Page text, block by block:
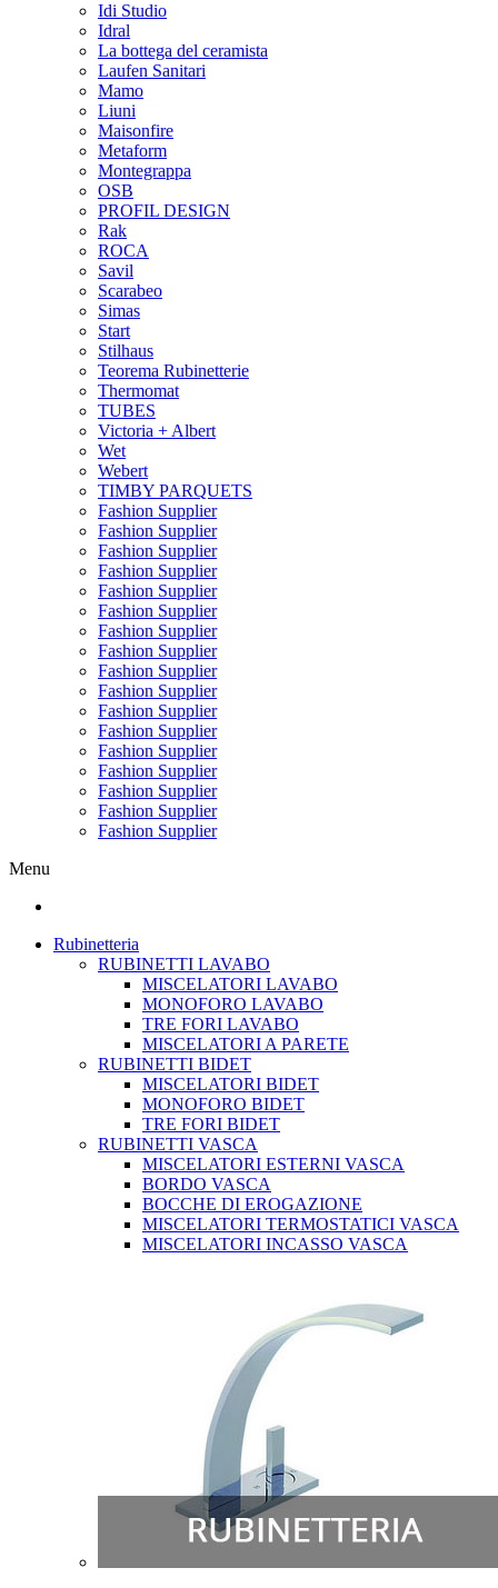
Idi Studio
Idral
La bottega del ceramista
Laufen Sanitari
Mamo
Liuni
Maisonfire
Metaform
Montegrappa
OSB
PROFIL DESIGN
Rak
ROCA
Savil
Scarabeo
Simas
Start
Stilhaus
Teorema Rubinetterie
Thermomat
TUBES
Victoria + Albert
Wet
Webert
TIMBY PARQUETS
Fashion Supplier
Fashion Supplier
Fashion Supplier
Fashion Supplier
Fashion Supplier
Fashion Supplier
Fashion Supplier
Fashion Supplier
Fashion Supplier
Fashion Supplier
Fashion Supplier
Fashion Supplier
Fashion Supplier
Fashion Supplier
Fashion Supplier
Fashion Supplier
Fashion Supplier
Menu
Rubinetteria
RUBINETTI LAVABO
MISCELATORI LAVABO
MONOFORO LAVABO
TRE FORI LAVABO
MISCELATORI A PARETE
RUBINETTI BIDET
MISCELATORI BIDET
MONOFORO BIDET
TRE FORI BIDET
RUBINETTI VASCA
MISCELATORI ESTERNI VASCA
BORDO VASCA
BOCCHE DI EROGAZIONE
MISCELATORI TERMOSTATICI VASCA
MISCELATORI INCASSO VASCA